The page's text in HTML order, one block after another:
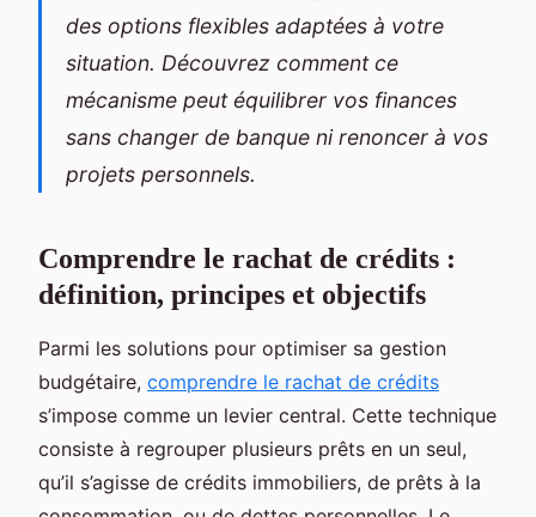
des options flexibles adaptées à votre
situation. Découvrez comment ce
mécanisme peut équilibrer vos finances
sans changer de banque ni renoncer à vos
projets personnels.
Comprendre le rachat de crédits :
définition, principes et objectifs
Parmi les solutions pour optimiser sa gestion
budgétaire, comprendre le rachat de crédits
s’impose comme un levier central. Cette technique
consiste à regrouper plusieurs prêts en un seul,
qu’il s’agisse de crédits immobiliers, de prêts à la